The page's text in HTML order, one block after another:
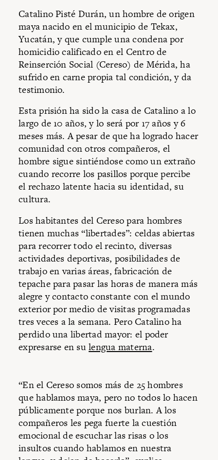
Catalino Pisté Durán, un hombre de origen
maya nacido en el municipio de Tekax,
Yucatán, y que cumple una condena por
homicidio calificado en el Centro de
Reinserción Social (Cereso) de Mérida, ha
sufrido en carne propia tal condición, y da
testimonio.
Esta prisión ha sido la casa de Catalino a lo
largo de 10 años, y lo será por 17 años y 6
meses más. A pesar de que ha logrado hacer
comunidad con otros compañeros, el
hombre sigue sintiéndose como un extraño
cuando recorre los pasillos porque percibe
el rechazo latente hacia su identidad, su
cultura.
Los habitantes del Cereso para hombres
tienen muchas “libertades”: celdas abiertas
para recorrer todo el recinto, diversas
actividades deportivas, posibilidades de
trabajo en varias áreas, fabricación de
tepache para pasar las horas de manera más
alegre y contacto constante con el mundo
exterior por medio de visitas programadas
tres veces a la semana. Pero Catalino ha
perdido una libertad mayor: el poder
expresarse en sulengua materna.
“En el Cereso somos más de 25 hombres
que hablamos maya, pero no todos lo hacen
públicamente porque nos burlan. A los
compañeros les pega fuerte la cuestión
emocional de escuchar las risas o los
insultos cuando hablamos en nuestra